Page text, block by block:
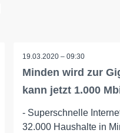
19.03.2020 – 09:30
Minden wird zur
kann jetzt 1.000
- Superschnelle
32.000 Haushalte in